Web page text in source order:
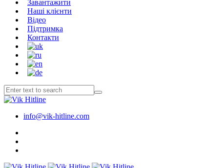
Завантажити
Наші клієнти
Відео
Підтримка
Контакти
info@vik-hitline.com